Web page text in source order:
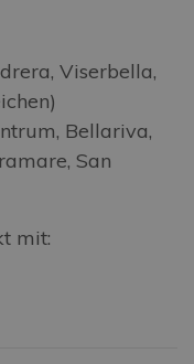
Viserbella,
Bellariva,
San
mit: